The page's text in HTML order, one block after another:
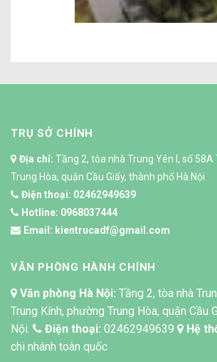
TRỤ SỞ CHÍNH
Địa chỉ: Tầng 2, tòa nhà Trung Yên I, số
Trung Hòa, quận Cầu Giấy, thành phố Hà Nội.
Điện thoại: 02462949639
Hotline: 0968037444
Email: kientrucadf@gmail.com
VĂN PHÒNG HÀNH CHÍNH
Văn phòng Hà Nội: Tầng 2, tòa nhà
Trung Kính, phường Trung Hòa, quận Cầu
Nội.
Điện thoại: 02462949639 Hệ
chi nhánh toàn quốc